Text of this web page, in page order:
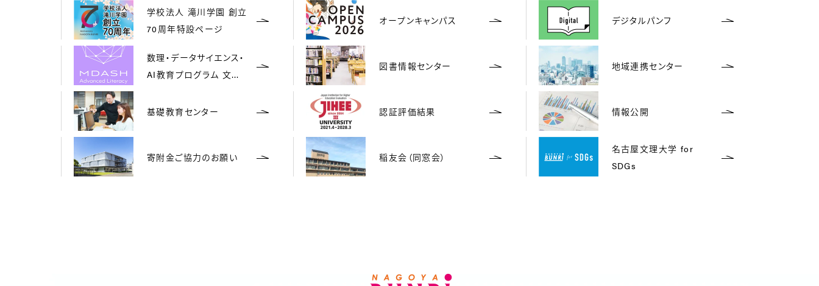
学校法人 滝川学園 創立
70周年特設ページ
オープンキャンパス デジタルパンフ
数理・データサイエンス・
AI教育プログラム 文部
図書情報センター 地域連携センター
基礎教育センター 認証評価結果 情報公開
寄附金ご協力のお願い 稲友会（同窓会）
名古屋文理大学 for
SDGs